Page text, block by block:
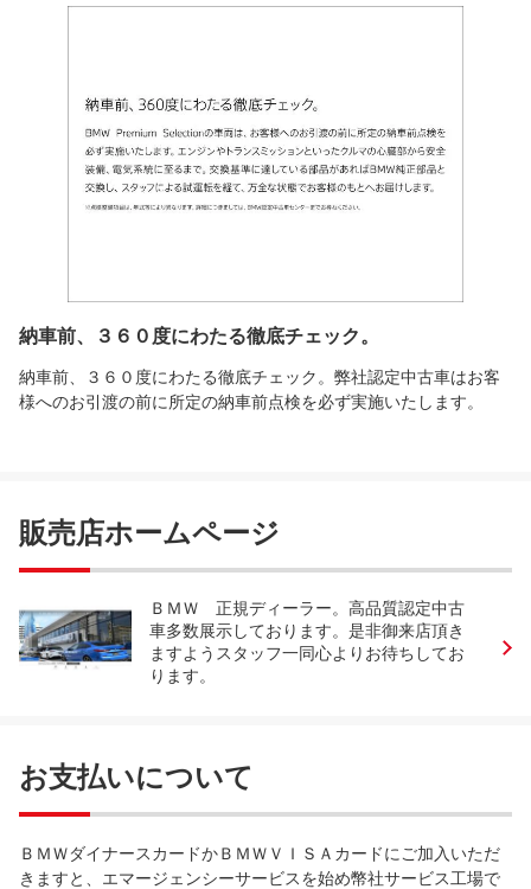
納車前、３６０度にわたる徹底チェック。
納車前、３６０度にわたる徹底チェック。弊社認定中古車はお客
様へのお引渡の前に所定の納車前点検を必ず実施いたします。
販売店ホームページ
ＢＭＷ 正規ディーラー。高品質認定中古
車多数展示しております。是非御来店頂き
ますようスタッフ一同心よりお待ちしてお
ります。
お支払いについて
ＢＭＷダイナースカードかＢＭＷＶＩＳＡカードにご加入いただ
きますと、エマージェンシーサービスを始め幣社サービス工場で